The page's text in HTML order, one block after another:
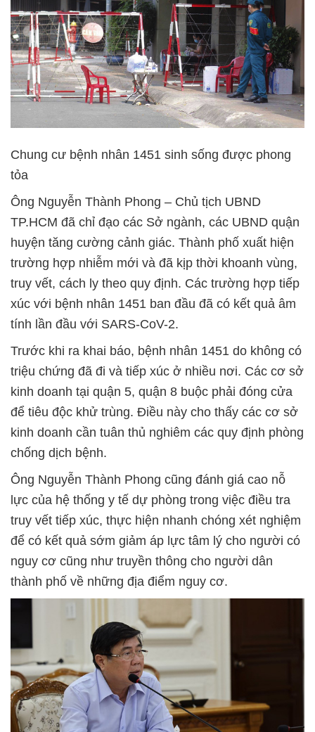
Chung cư bệnh nhân 1451 sinh sống được phong
tỏa
Ông Nguyễn Thành Phong – Chủ tịch UBND
TP.HCM đã chỉ đạo các Sở ngành, các UBND quận
huyện tăng cường cảnh giác. Thành phố xuất hiện
trường hợp nhiễm mới và đã kịp thời khoanh vùng,
truy vết, cách ly theo quy định. Các trường hợp tiếp
xúc với bệnh nhân 1451 ban đầu đã có kết quả âm
tính lần đầu với SARS-CoV-2.
Trước khi ra khai báo, bệnh nhân 1451 do không có
triệu chứng đã đi và tiếp xúc ở nhiều nơi. Các cơ sở
kinh doanh tại quận 5, quận 8 buộc phải đóng cửa
để tiêu độc khử trùng. Điều này cho thấy các cơ sở
kinh doanh cần tuân thủ nghiêm các quy định phòng
chống dịch bệnh.
Ông Nguyễn Thành Phong cũng đánh giá cao nỗ
lực của hệ thống y tế dự phòng trong việc điều tra
truy vết tiếp xúc, thực hiện nhanh chóng xét nghiệm
để có kết quả sớm giảm áp lực tâm lý cho người có
nguy cơ cũng như truyền thông cho người dân
thành phố về những địa điểm nguy cơ.